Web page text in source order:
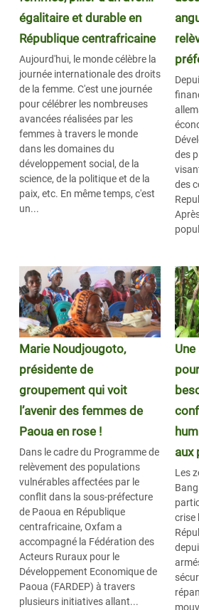
égalitaire et durable en
République centrafricaine
Aujourd'hui, le monde célèbre la
journée internationale des droits
de la femme. C'est une journée
pour célébrer les nombreuses
avancées réalisées par les
femmes à travers le monde
dans les domaines du
développement social, de la
science, de la politique et de la
paix, etc. En même temps, c'est
un...
des
des
Marie Noudjougoto,
présidente de
groupement qui voit
l’avenir des femmes de
Paoua en rose !
Dans le cadre du Programme de
relèvement des populations
vulnérables affectées par le
conflit dans la sous-préfecture
de Paoua en République
centrafricaine, Oxfam a
accompagné la Fédération des
Acteurs Ruraux pour le
Développement Economique de
Paoua (FARDEP) à travers
plusieurs initiatives allant...
aux
Les
crise